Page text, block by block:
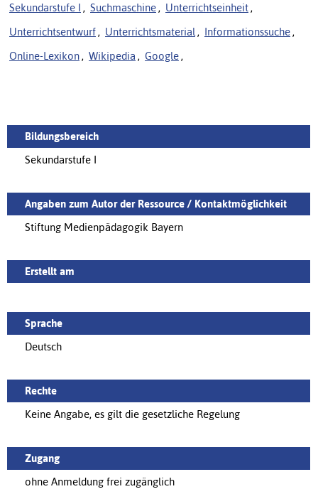
Sekundarstufe I , Suchmaschine , Unterrichtseinheit ,
Unterrichtsentwurf , Unterrichtsmaterial , Informationssuche ,
Online-Lexikon , Wikipedia , Google ,
Bildungsbereich
Sekundarstufe I
Angaben zum Autor der Ressource / Kontaktmöglichkeit
Stiftung Medienpädagogik Bayern
Erstellt am
Sprache
Deutsch
Rechte
Keine Angabe, es gilt die gesetzliche Regelung
Zugang
ohne Anmeldung frei zugänglich